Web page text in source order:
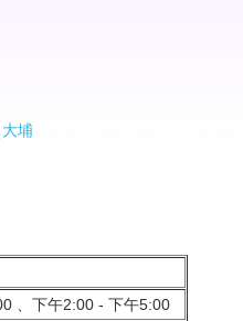
大埔
、下午2:00 - 下午5:00